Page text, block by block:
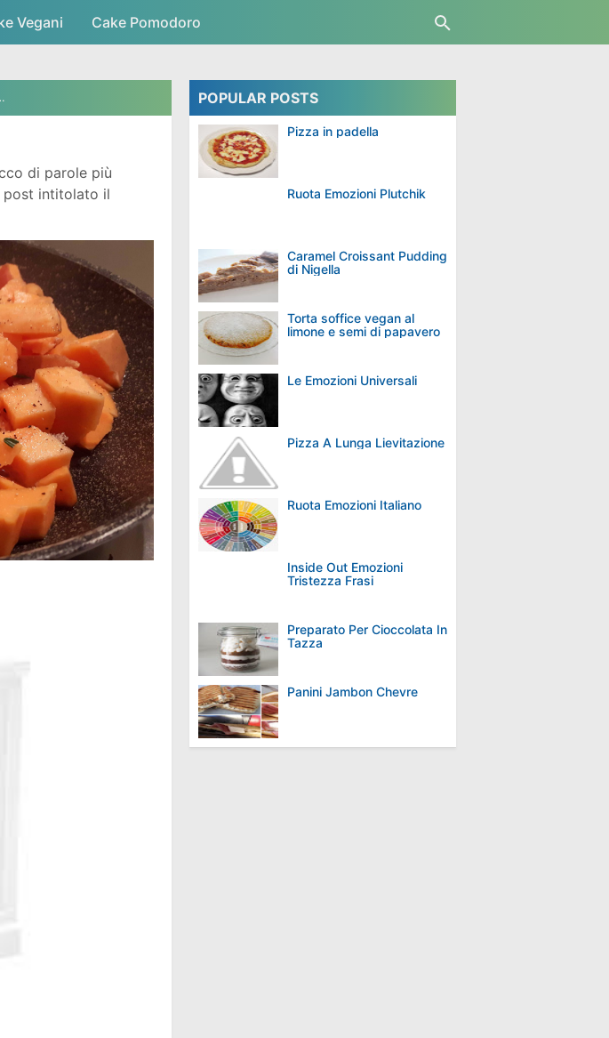
content
Vegani Cake Pomodoro
dolci in padella croccanti patate dolci in padella light
di parole più
post intitolato il
POPULAR POSTS
Pizza in padella
Ruota Emozioni Plutchik
Caramel Croissant Pudding
di Nigella
Torta soffice vegan al
limone e semi di papavero
Le Emozioni Universali
Pizza A Lunga Lievitazione
Ruota Emozioni Italiano
Inside Out Emozioni
Tristezza Frasi
Preparato Per Cioccolata In
Tazza
Panini Jambon Chevre